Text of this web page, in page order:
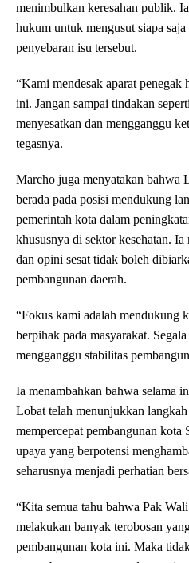
menimbulkan keresahan publik.
hukum untuk mengusut siapa
penyebaran isu tersebut.
“Kami mendesak aparat
ini. Jangan sampai tindakan
menyesatkan dan mengganggu
tegasnya.
Marcho juga menyatakan bahwa
berada pada posisi mendukung
pemerintah kota dalam
khususnya di sektor kesehatan.
dan opini sesat tidak boleh
pembangunan daerah.
“Fokus kami adalah mendukung
berpihak pada masyarakat.
mengganggu stabilitas
Ia menambahkan bahwa selama
Lobat telah menunjukkan
mempercepat pembangunan
upaya yang berpotensi
seharusnya menjadi perhatian
“Kita semua tahu bahwa Pak
melakukan banyak terobosan
pembangunan kota ini. Maka